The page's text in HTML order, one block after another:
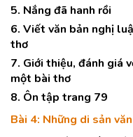
5. Nắng đã hanh rồi
6. Viết văn bản nghị
thơ
7. Giới thiệu, đánh giá
một bài thơ
8. Ôn tập trang 79
Bài 4: Những di sản